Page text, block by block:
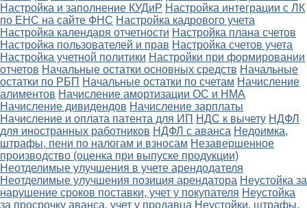
Настройка и заполнение КУДиР Настройка интеграции с ЛК
по ЕНС на сайте ФНС Настройка кадрового учета
Настройка календаря отчетности Настройка плана счетов
Настройка пользователей и прав Настройка счетов учета
Настройка учетной политики Настройки при формировании
отчетов Начальные остатки основных средств Начальные
остатки по РБП Начальные остатки по счетам Начисление
алиментов Начисление амортизации ОС и НМА
Начисление дивидендов Начисление зарплаты
Начисление и оплата патента для ИП НДС к вычету НДФЛ
для иностранных работников НДФЛ с аванса Недоимка,
штрафы, пени по налогам и взносам Незавершенное
производство (оценка при выпуске продукции)
Неотделимые улучшения в учете арендодателя
Неотделимые улучшения позиция арендатора Неустойка за
нарушение сроков поставки, учет у покупателя Неустойка
за просрочку аванса, учет у продавца Неустойки, штрафы,